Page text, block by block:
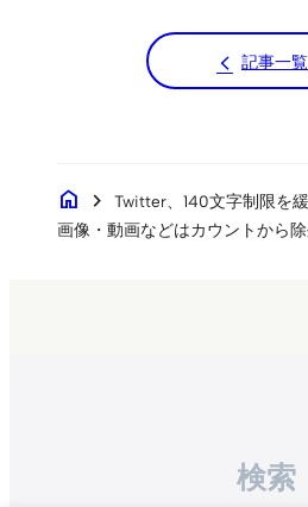
記事一覧
home chevron_right
Twitter、140文字制限を
画像・動画などはカウントから
検索